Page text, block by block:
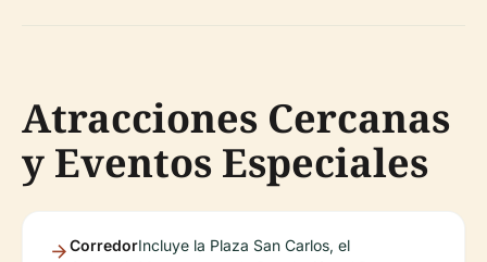
Atracciones Cercanas
y Eventos Especiales
CorredorIncluye la Plaza San Carlos, el